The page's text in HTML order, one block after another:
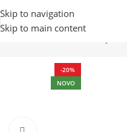
Skip to navigation
Skip to main content
Početna
-20%
NOVO